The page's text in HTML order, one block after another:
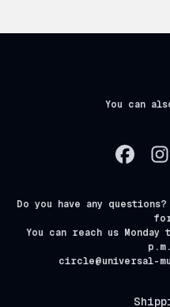
You can
Do you have any
You can reach us
circle@universal-